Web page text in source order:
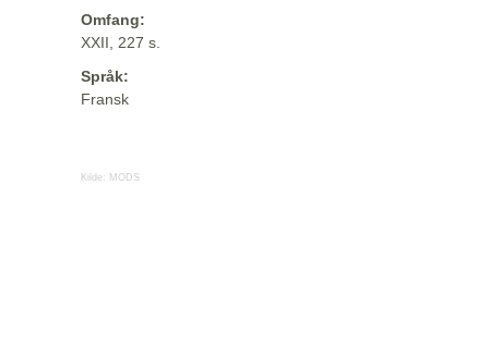
Omfang:
XXII, 227 s.
Språk:
Fransk
Kilde: MODS